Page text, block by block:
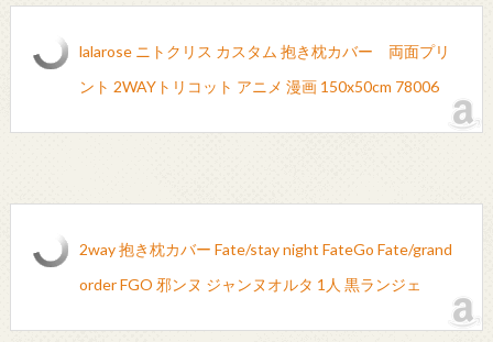
lalarose ニトクリス カスタム 抱き枕カバー 両面プリ
ント 2WAYトリコット アニメ 漫画 150x50cm 78006
2way 抱き枕カバー Fate/stay night FateGo Fate/grand
order FGO 邪ンヌ ジャンヌオルタ 1人 黒ランジェ